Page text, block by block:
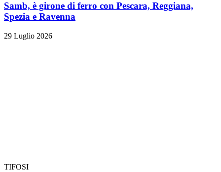
Samb, è girone di ferro con Pescara, Reggiana,
Spezia e Ravenna
29 Luglio 2026
TIFOSI